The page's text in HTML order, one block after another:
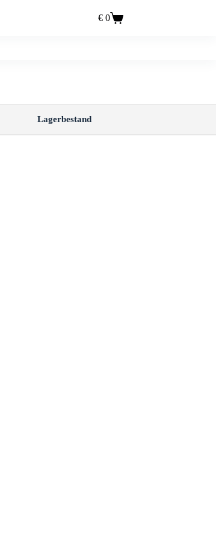
Einkaufswagen
€ 0
Lagerbestand